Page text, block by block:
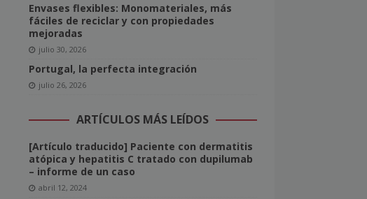
Envases flexibles: Monomateriales, más
fáciles de reciclar y con propiedades
mejoradas
julio 30, 2026
Portugal, la perfecta integración
julio 26, 2026
ARTÍCULOS MÁS LEÍDOS
[Artículo traducido] Paciente con dermatitis
atópica y hepatitis C tratado con dupilumab
– informe de un caso
abril 12, 2024